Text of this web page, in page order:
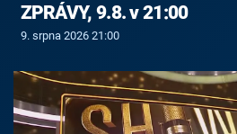
ZPRÁVY, 9.8. v 21:00
9. srpna 2026 21:00